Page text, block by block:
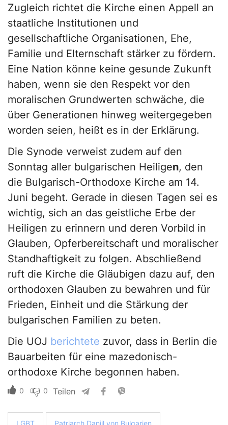
Zugleich richtet die Kirche einen Appell an
staatliche Institutionen und
gesellschaftliche Organisationen, Ehe,
Familie und Elternschaft stärker zu fördern.
Eine Nation könne keine gesunde Zukunft
haben, wenn sie den Respekt vor den
moralischen Grundwerten schwäche, die
über Generationen hinweg weitergegeben
worden seien, heißt es in der Erklärung.
Die Synode verweist zudem auf den
Sonntag aller bulgarischen Heiligen, den
die Bulgarisch-Orthodoxe Kirche am 14.
Juni begeht. Gerade in diesen Tagen sei es
wichtig, sich an das geistliche Erbe der
Heiligen zu erinnern und deren Vorbild in
Glauben, Opferbereitschaft und moralischer
Standhaftigkeit zu folgen. Abschließend
ruft die Kirche die Gläubigen dazu auf, den
orthodoxen Glauben zu bewahren und für
Frieden, Einheit und die Stärkung der
bulgarischen Familien zu beten.
Die UOJ berichtete zuvor, dass in Berlin die
Bauarbeiten für eine mazedonisch-
orthodoxe Kirche begonnen haben.
0 0 Teilen